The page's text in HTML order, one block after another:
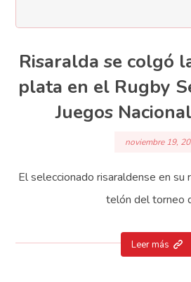
Risaralda se colgó
plata en el Rugby
Juegos
noviembre 19,
El seleccionado risaraldense en su
telón del torneo
Leer más